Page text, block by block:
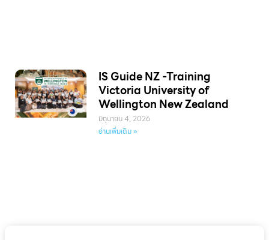
IS Guide NZ -Training
Victoria University of
Wellington New Zealand
มิถุนายน 4, 2026
อ่านเพิ่มเติม »